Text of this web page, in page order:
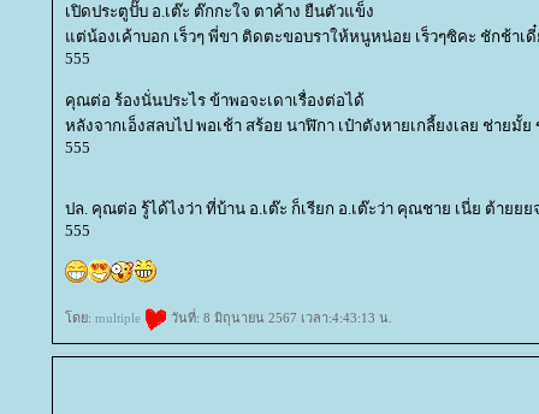
เปิดประตูปั๊บ อ.เต๊ะ ต๊กกะใจ ตาค้าง ยืนตัวแข็ง
ต่น้องเค้าบอก เร็วๆ พี่ขา ติดตะขอบราให้หนูหน่อย เร็วๆซิคะ ชักช้าเ
555
คุณต่อ ร้องนั่นประไร ข้าพอจะเดาเรื่องต่อได้
หลังจากเอ็งสลบไป พอเช้า สร้อย นาฬิกา เป๋าตังหายเกลี้ยงเลย ช่าย
555
ปล. คุณต่อ รู้ได้ไงว่า ที่บ้าน อ.เต๊ะ ก็เรียก อ.เต๊ะว่า คุณชาย เนี่ย ต้ายย
555
ดย: multiple วันที่: 8 มิถุนายน 2567 เวลา:4:43:13 น.